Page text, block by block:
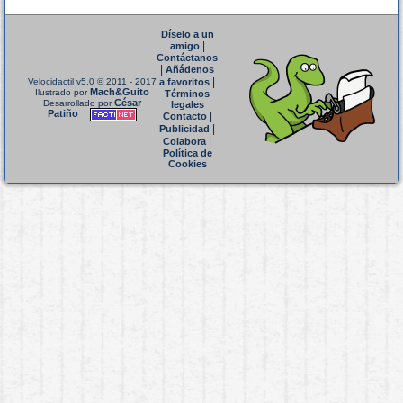
Velocidactil v5.0 © 2011 - 2017
Ilustrado porMach&Guito
Desarrollado porCésar
Patiño
Díselo a un
amigo|
Contáctanos
Añádenos
a favoritos
Términos
legales
Contacto|
Publicidad
Colabora|
Política de
Cookies